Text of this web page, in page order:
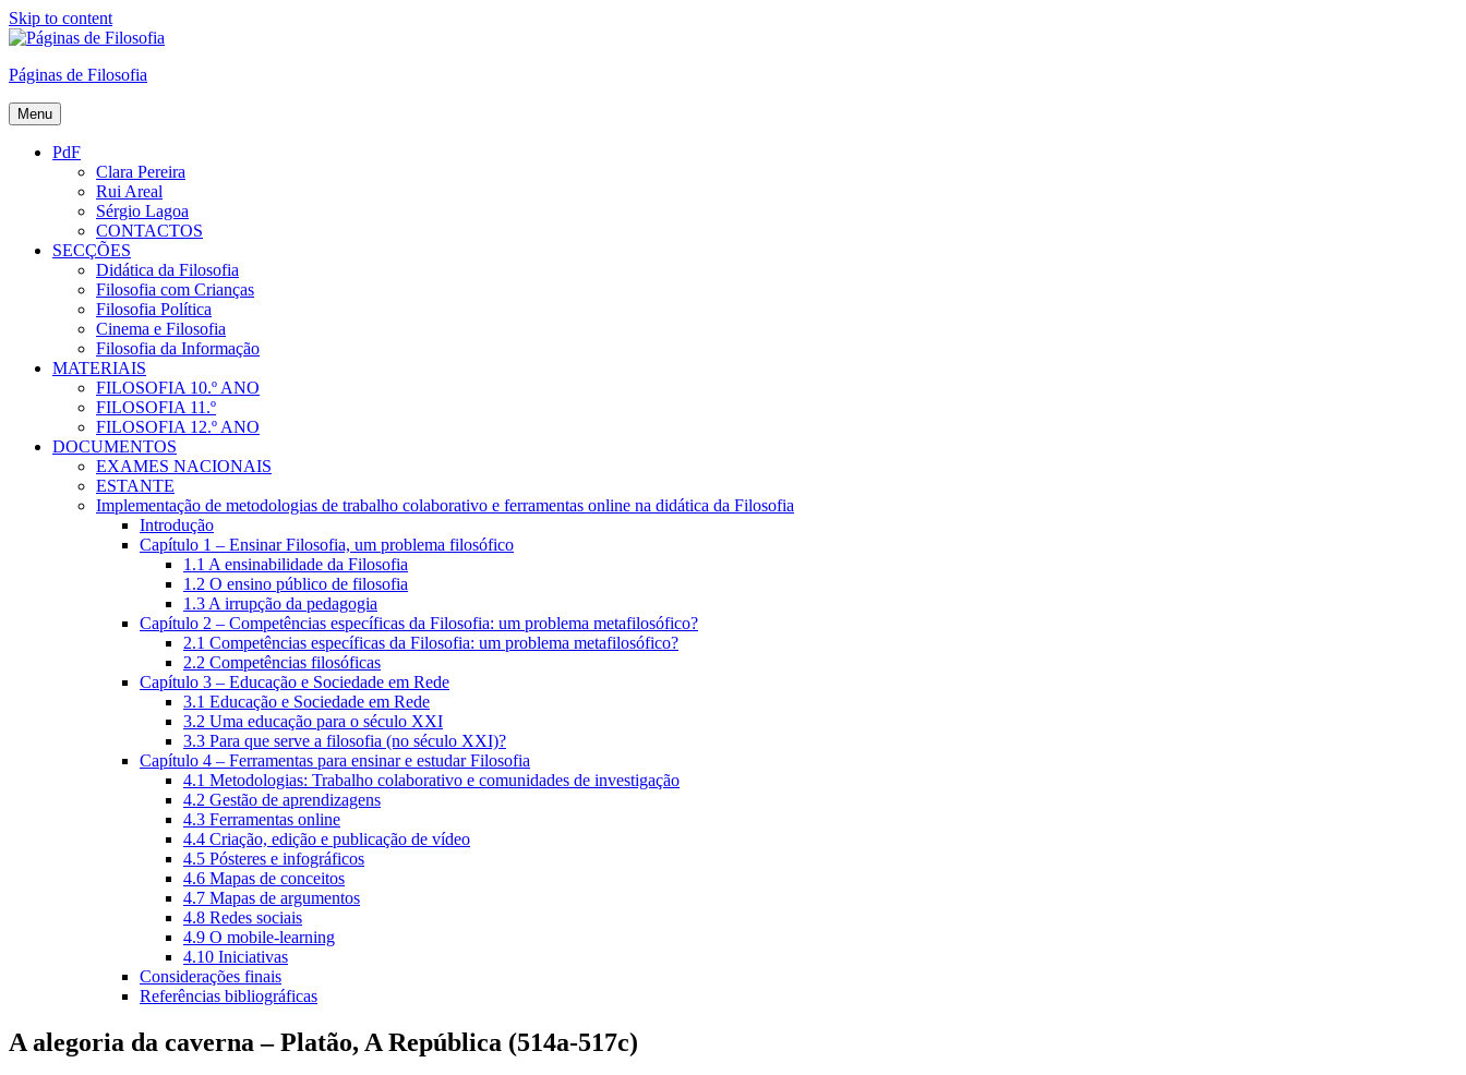
Skip to content
Páginas de Filosofia
Menu
PdF
Clara Pereira
Rui Areal
Sérgio Lagoa
CONTACTOS
SECÇÕES
Didática da Filosofia
Filosofia com Crianças
Filosofia Política
Cinema e Filosofia
Filosofia da Informação
MATERIAIS
FILOSOFIA 10.º ANO
FILOSOFIA 11.º
FILOSOFIA 12.º ANO
DOCUMENTOS
EXAMES NACIONAIS
ESTANTE
Implementação de metodologias de trabalho colaborativo e ferramentas online na didática da Filosofia
Introdução
Capítulo 1 – Ensinar Filosofia, um problema filosófico
1.1 A ensinabilidade da Filosofia
1.2 O ensino público de filosofia
1.3 A irrupção da pedagogia
Capítulo 2 – Competências específicas da Filosofia: um problema metafilosófico?
2.1 Competências específicas da Filosofia: um problema metafilosófico?
2.2 Competências filosóficas
Capítulo 3 – Educação e Sociedade em Rede
3.1 Educação e Sociedade em Rede
3.2 Uma educação para o século XXI
3.3 Para que serve a filosofia (no século XXI)?
Capítulo 4 – Ferramentas para ensinar e estudar Filosofia
4.1 Metodologias: Trabalho colaborativo e comunidades de investigação
4.2 Gestão de aprendizagens
4.3 Ferramentas online
4.4 Criação, edição e publicação de vídeo
4.5 Pósteres e infográficos
4.6 Mapas de conceitos
4.7 Mapas de argumentos
4.8 Redes sociais
4.9 O mobile-learning
4.10 Iniciativas
Considerações finais
Referências bibliográficas
A alegoria da caverna – Platão, A República (514a-517c)